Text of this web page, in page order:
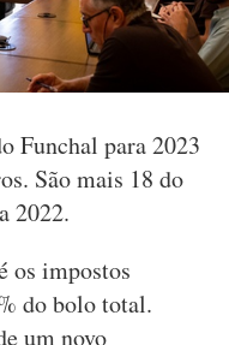
Funchal para 2023
São mais 18 do
2022.
os impostos
do bolo total.
um novo